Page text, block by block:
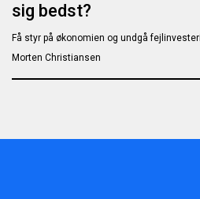
sig bedst?
Få styr på økonomien og undgå
Morten Christiansen